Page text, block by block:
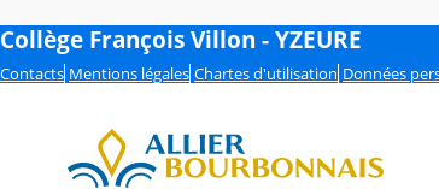
Collège François Villon - YZEURE
Contacts Mentions légales Chartes d'utilisation Données